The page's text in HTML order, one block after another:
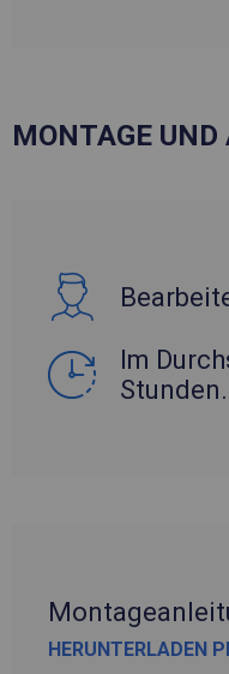
MONTAGE
Im
Stunden.
HERUNTERLADEN